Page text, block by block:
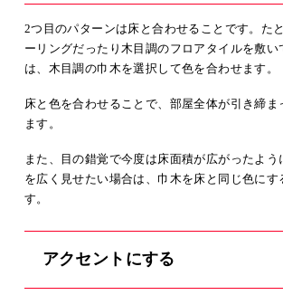
2つ目のパターンは床と合わせることです。た
ーリングだったり木目調のフロアタイルを敷い
は、木目調の巾木を選択して色を合わせます。
床と色を合わせることで、部屋全体が引き締ま
ます。
また、目の錯覚で今度は床面積が広がったよう
を広く見せたい場合は、巾木を床と同じ色にす
す。
アクセントにする